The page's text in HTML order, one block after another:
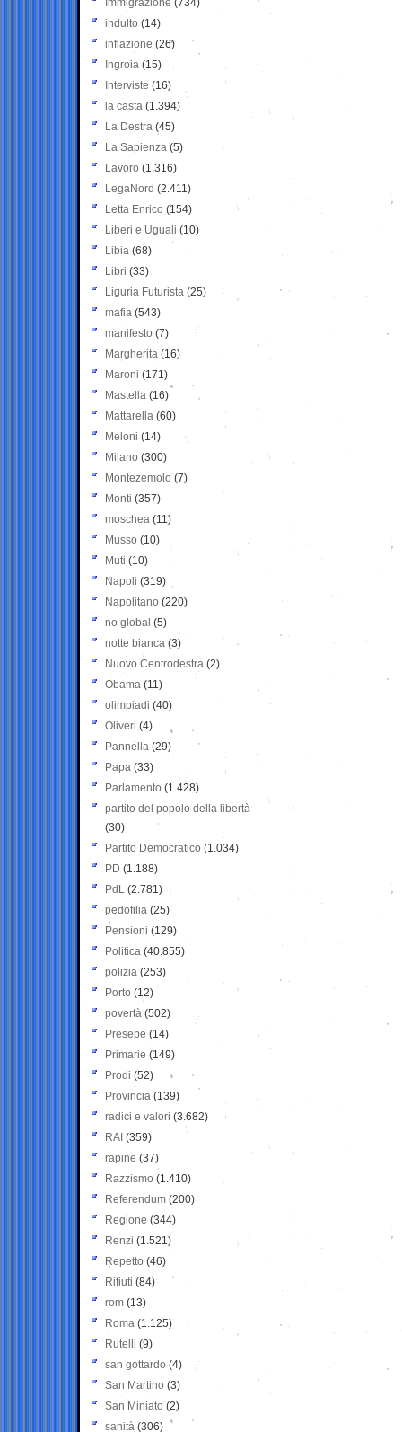
Immigrazione (734)
indulto (14)
inflazione (26)
Ingroia (15)
Interviste (16)
la casta (1.394)
La Destra (45)
La Sapienza (5)
Lavoro (1.316)
LegaNord (2.411)
Letta Enrico (154)
Liberi e Uguali (10)
Libia (68)
Libri (33)
Liguria Futurista (25)
mafia (543)
manifesto (7)
Margherita (16)
Maroni (171)
Mastella (16)
Mattarella (60)
Meloni (14)
Milano (300)
Montezemolo (7)
Monti (357)
moschea (11)
Musso (10)
Muti (10)
Napoli (319)
Napolitano (220)
no global (5)
notte bianca (3)
Nuovo Centrodestra (2)
Obama (11)
olimpiadi (40)
Oliveri (4)
Pannella (29)
Papa (33)
Parlamento (1.428)
partito del popolo della libertà
(30)
Partito Democratico (1.034)
PD (1.188)
PdL (2.781)
pedofilia (25)
Pensioni (129)
Politica (40.855)
polizia (253)
Porto (12)
povertà (502)
Presepe (14)
Primarie (149)
Prodi (52)
Provincia (139)
radici e valori (3.682)
RAI (359)
rapine (37)
Razzismo (1.410)
Referendum (200)
Regione (344)
Renzi (1.521)
Repetto (46)
Rifiuti (84)
rom (13)
Roma (1.125)
Rutelli (9)
san gottardo (4)
San Martino (3)
San Miniato (2)
sanità (306)